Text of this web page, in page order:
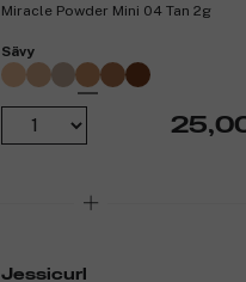
Miracle Powder Mini 04 Tan 2g
Sävy
Jessicurl